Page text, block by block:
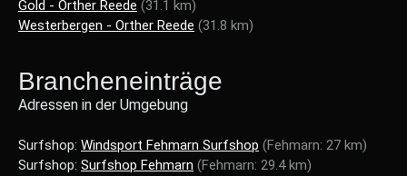
Gold - Orther Reede (31.1 km)
Westerbergen - Orther Reede (31.8 km)
Brancheneinträge
Adressen in der Umgebung
Surfshop: Windsport Fehmarn Surfshop (Fehmarn: 27 km)
Surfshop: Surfshop Fehmarn (Fehmarn: 29.4 km)